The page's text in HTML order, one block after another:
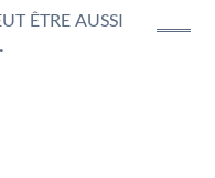
être aussi